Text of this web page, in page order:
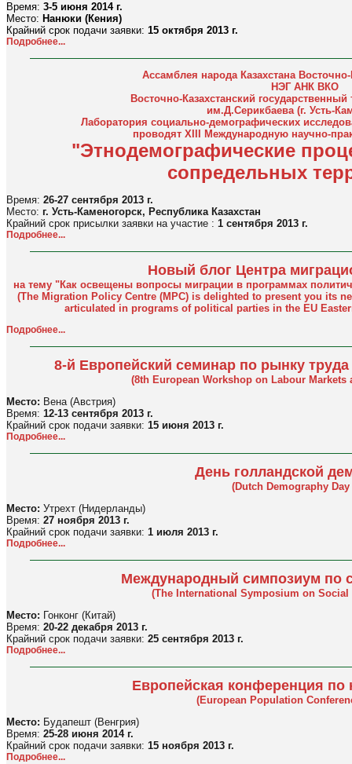
Время: 3-5 июня 2014 г.
Место: Нанюки (Кения)
Крайний срок подачи заявки: 15 октября 2013 г.
Подробнее...
Ассамблея народа Казахстана
НЭГ АНК ВКО
Восточно-Казахстанский государственный
им.Д.Серикбаева (г. Усть-
Лаборатория социально-демографических
проводят XIII Международную научно-
"Этнодемографические
сопредельных
Время: 26-27 сентября 2013 г.
Место: г. Усть-Каменогорск, Республика Казахстан
Крайний срок присылки заявки на участие : 1 сентября 2013 г.
Подробнее...
Новый блог Центра
на тему "Как освещены вопросы миграции в программах
(The Migration Policy Centre (MPC) is delighted to present you its
articulated in programs of political parties in the EU
Подробнее...
8-й Европейский семинар по рынку
(8th European Workshop on Labour Markets
Место: Вена (Австрия)
Время: 12-13 сентября 2013 г.
Крайний срок подачи заявки: 15 июня 2013 г.
Подробнее...
День голландской
(Dutch Demography Day
Место: Утрехт (Нидерланды)
Время: 27 ноября 2013 г.
Крайний срок подачи заявки: 1 июля 2013 г.
Подробнее...
Международный симпозиум по
(The International Symposium on Social
Место: Гонконг (Китай)
Время: 20-22 декабря 2013 г.
Крайний срок подачи заявки: 25 сентября 2013 г.
Подробнее...
Европейская конференция по
(European Population
Место: Будапешт (Венгрия)
Время: 25-28 июня 2014 г.
Крайний срок подачи заявки: 15 ноября 2013 г.
Подробнее...